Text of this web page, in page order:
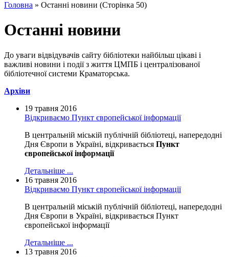
Головна » Останнi новини (Сторінка 50)
Останнi новини
До уваги вiдвiдувачiв сайту бiблiотеки найбiльш цiкавi i
важливi новини i подiї з життя ЦМПБ i централiзованої
бiблiотечної системи Краматорська.
Архiви
19 травня 2016
Відкриваємо Пункт європейської інформації
В центральній міській публічній бібліотеці, напередодні
Дня Європи в Україні, відкривається Пункт
європейської інформації
Детальніше ...
16 травня 2016
Відкриваємо Пункт європейської інформації
В центральній міській публічній бібліотеці, напередодні
Дня Європи в Україні, відкривається Пункт
європейської інформації
Детальніше ...
13 травня 2016